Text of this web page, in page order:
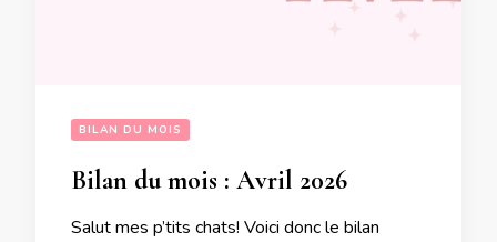
BILAN DU MOIS
Bilan du mois : Avril 2026
Salut mes p’tits chats! Voici donc le bilan